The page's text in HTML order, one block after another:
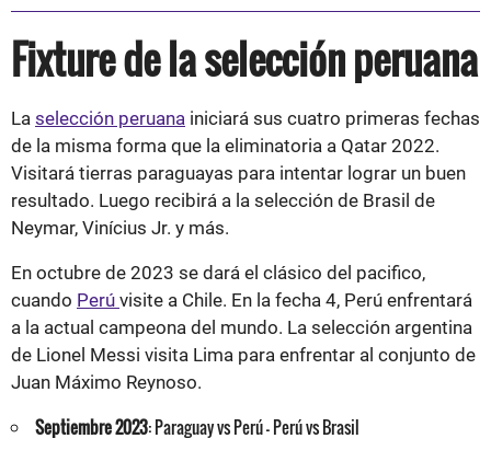
Fixture de la selección peruana
La selección peruana iniciará sus cuatro primeras fechas
de la misma forma que la eliminatoria a Qatar 2022.
Visitará tierras paraguayas para intentar lograr un buen
resultado. Luego recibirá a la selección de Brasil de
Neymar, Vinícius Jr. y más.
En octubre de 2023 se dará el clásico del pacifico,
cuando Perú visite a Chile. En la fecha 4, Perú enfrentará
a la actual campeona del mundo. La selección argentina
de Lionel Messi visita Lima para enfrentar al conjunto de
Juan Máximo Reynoso.
Septiembre 2023: Paraguay vs Perú - Perú vs Brasil